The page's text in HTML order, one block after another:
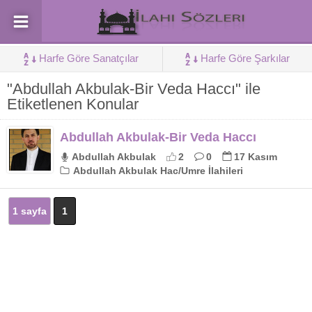
Harfe Göre Sanatçılar Harfe Göre Şarkılar
"Abdullah Akbulak-Bir Veda Haccı" ile
Etiketlenen Konular
Abdullah Akbulak-Bir Veda Haccı
Abdullah Akbulak 2 0
17 Kasım
Abdullah Akbulak Hac/Umre İlahileri
1 sayfa 1